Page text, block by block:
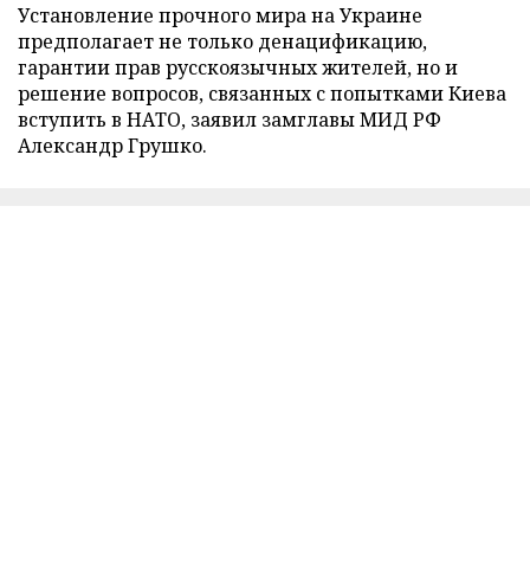
Установление прочного мира на Украине
предполагает не только денацификацию,
гарантии прав русскоязычных жителей, но и
решение вопросов, связанных с попытками Киева
вступить в НАТО, заявил замглавы МИД РФ
Александр Грушко.